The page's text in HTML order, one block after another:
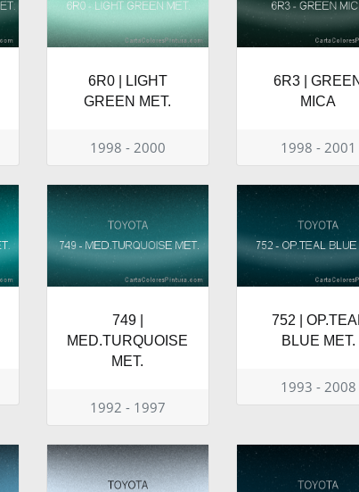
6R0 | LIGHT
GREEN MET.
1998 - 2000
6R3 |
MICA
1998 - 2001
749 |
MED.TURQUOISE
MET.
1992 - 1997
752 |
BLUE MET.
1993 - 2008